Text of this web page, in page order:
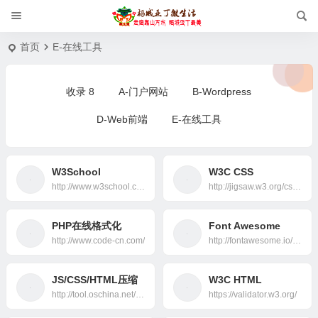
首页 E-在线工具
收录 8 A-门户网站 B-Wordpress
D-Web前端 E-在线工具
W3School
http://www.w3school.com.cn/index.html
W3C CSS
http://jigsaw.w3.org/css-validator/
PHP在线格式化
http://www.code-cn.com/
Font Awesome
http://fontawesome.io/icons/
JS/CSS/HTML压缩
http://tool.oschina.net/jscompress
W3C HTML
https://validator.w3.org/